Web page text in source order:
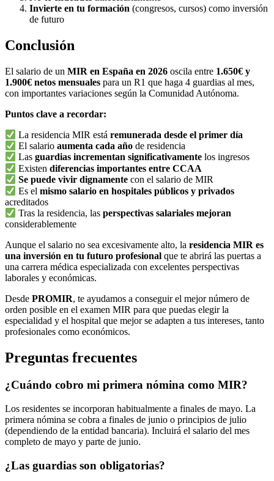
Invierte en tu formación (congresos, cursos) como inversión
de futuro
Conclusión
El salario de un MIR en España en 2026 oscila entre 1.650€ y
1.900€ netos mensuales para un R1 que haga 4 guardias al mes,
con importantes variaciones según la Comunidad Autónoma.
Puntos clave a recordar:
La residencia MIR estáremunerada desde el primer día
El salarioaumenta cada año de residencia
Lasguardias incrementan significativamente los ingresos
Existendiferencias importantes entre CCAA
Se puede vivir dignamente con el salario de MIR
Es elmismo salario en hospitales públicos y privados
acreditados
Tras la residencia, lasperspectivas salariales mejoran
considerablemente
Aunque el salario no sea excesivamente alto, la residencia MIR es
una inversión en tu futuro profesional que te abrirá las puertas a
una carrera médica especializada con excelentes perspectivas
laborales y económicas.
Desde PROMIR, te ayudamos a conseguir el mejor número de
orden posible en el examen MIR para que puedas elegir la
especialidad y el hospital que mejor se adapten a tus intereses, tanto
profesionales como económicos.
Preguntas frecuentes
¿Cuándo cobro mi primera nómina como MIR?
Los residentes se incorporan habitualmente a finales de mayo. La
primera nómina se cobra a finales de junio o principios de julio
(dependiendo de la entidad bancaria). Incluirá el salario del mes
completo de mayo y parte de junio.
¿Las guardias son obligatorias?